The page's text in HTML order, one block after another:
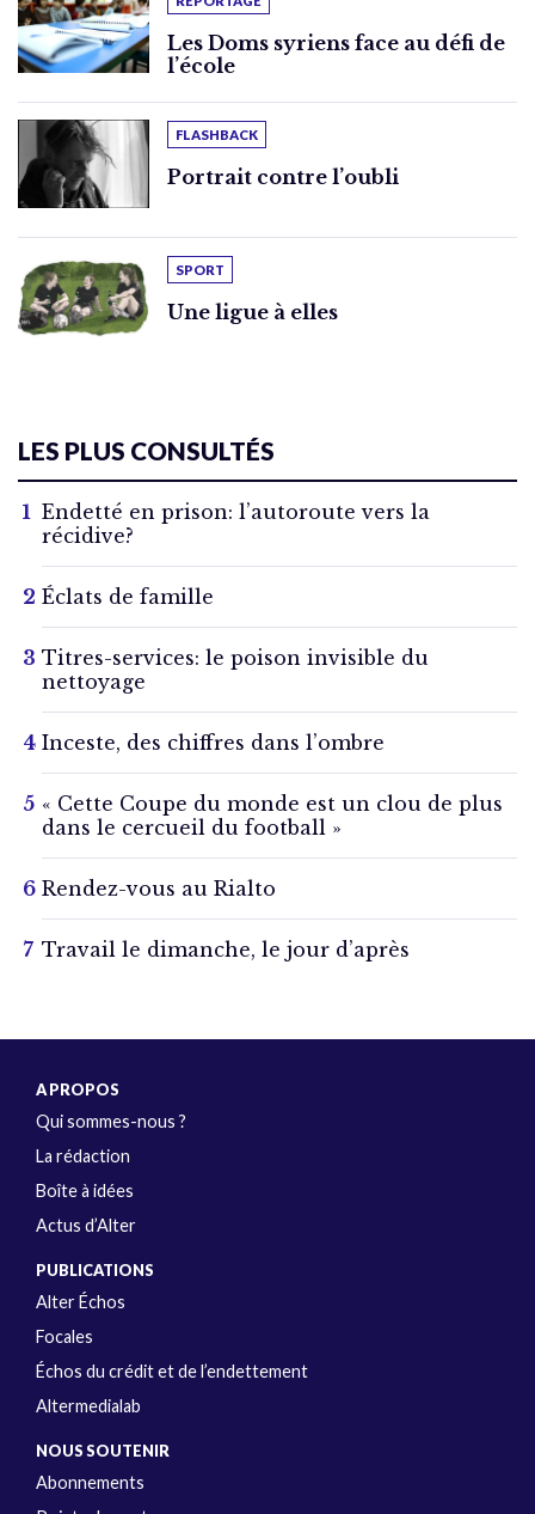
Les Doms syriens face au défi de
l’école
FLASHBACK
Portrait contre l’oubli
SPORT
Une ligue à elles
LES PLUS CONSULTÉS
Endetté en prison: l’autoroute vers la
récidive?
Éclats de famille
Titres-services: le poison invisible du
nettoyage
Inceste, des chiffres dans l’ombre
« Cette Coupe du monde est un clou de plus
dans le cercueil du football »
Rendez-vous au Rialto
Travail le dimanche, le jour d’après
A PROPOS
Qui sommes-nous ?
La rédaction
Boîte à idées
Actus d’Alter
PUBLICATIONS
Alter Échos
Focales
Échos du crédit et de l’endettement
Altermedialab
NOUS SOUTENIR
Abonnements